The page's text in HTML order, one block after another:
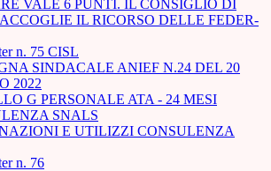
VALE 6 PUNTI. IL CONSIGLIO DI
IL RICORSO DELLE FEDER-
n. 75 CISL
SINDACALE ANIEF N.24 DEL 20
2022
G PERSONALE ATA - 24 MESI
SNALS
E UTILIZZI CONSULENZA
n. 76